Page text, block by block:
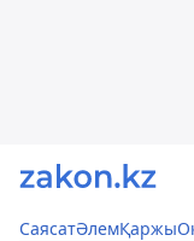
СаясатӘлемҚаржы